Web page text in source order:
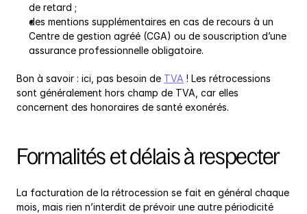
de retard ;
des mentions supplémentaires en cas de recours à un
Centre de gestion agréé (CGA) ou de souscription d’une
assurance professionnelle obligatoire.
Bon à savoir : ici, pas besoin de TVA ! Les rétrocessions
sont généralement hors champ de TVA, car elles
concernent des honoraires de santé exonérés.
Formalités et délais à respecter
La facturation de la rétrocession se fait en général chaque
mois, mais rien n’interdit de prévoir une autre périodicité